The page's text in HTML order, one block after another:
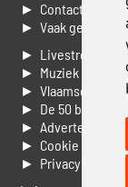
► Contacteer ons
► Vaak gestelde
► Livestream
► Muziek
► Vlaamse 100
► De 50 beste
► Adverteren op
► Cookie
►